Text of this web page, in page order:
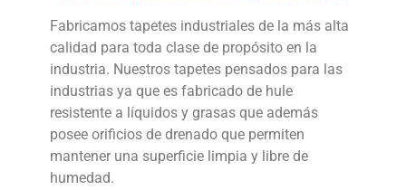
Fabricamos tapetes industriales de la más alta
calidad para toda clase de propósito en la
industria. Nuestros tapetes pensados para las
industrias ya que es fabricado de hule
resistente a líquidos y grasas que además
posee orificios de drenado que permiten
mantener una superficie limpia y libre de
humedad.